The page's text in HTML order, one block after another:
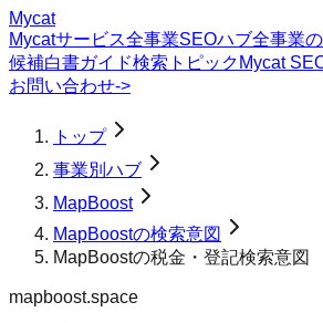
Mycat
Mycatサービス全事業SEOハブ全事業
候補白書ガイド検索トピック Mycat
お問い合わせ->
トップ
事業別ハブ
MapBoost
MapBoostの検索意図
MapBoostの税金・登記検索意図
mapboost.space